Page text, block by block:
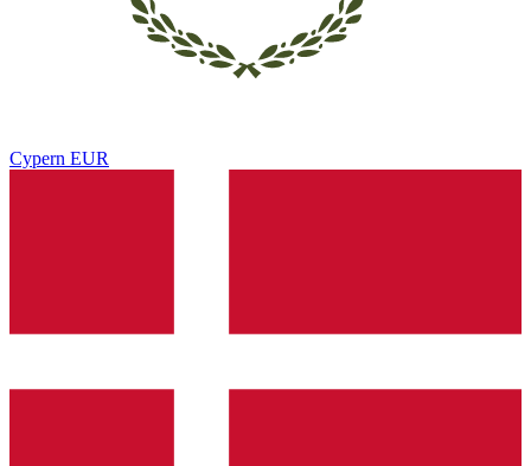
Cypern EUR